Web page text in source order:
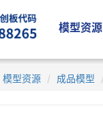
模型资源
模型资源 成品模型